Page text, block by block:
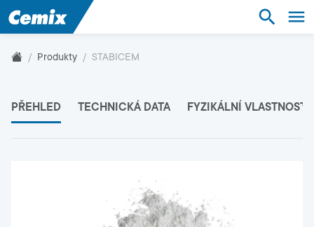
Produkty STABICEM
PŘEHLED TECHNICKÁ DATA FYZIKÁLNÍ VLASTNOSTI